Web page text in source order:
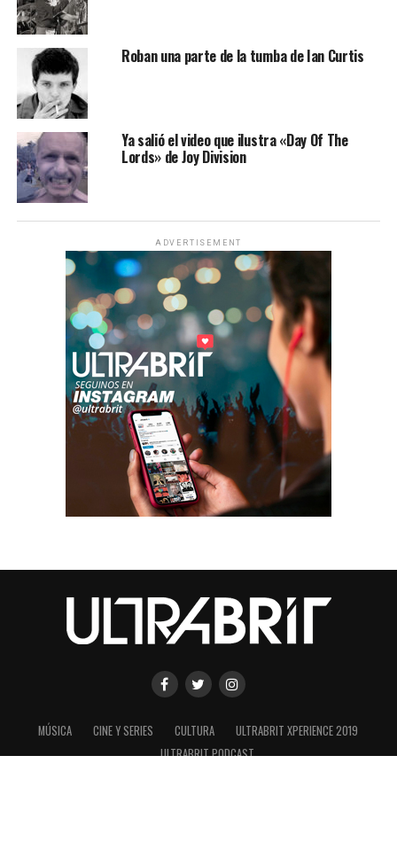
Roban una parte de la tumba de Ian Curtis
Ya salió el video que ilustra «Day Of The
Lords» de Joy Division
ADVERTISEMENT
MÚSICA CINE Y SERIES CULTURA
ULTRABRIT XPERIENCE 2019
ULTRABRIT PODCAST